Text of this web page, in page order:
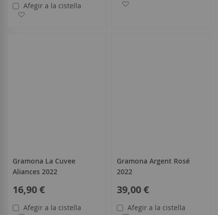
Afegir a la cistella
Gramona La Cuvee
Aliances 2022
16,90 €
Afegir a la cistella
Gramona Argent Rosé
2022
39,00 €
Afegir a la cistella